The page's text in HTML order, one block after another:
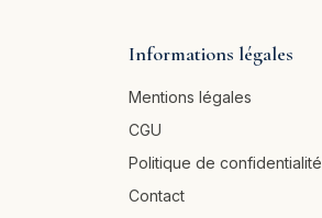
Informations légales
Mentions légales
CGU
Politique de confidentialité
Contact